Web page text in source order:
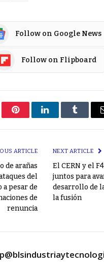
Follow on Google News
Follow on Flipboard
PinterestLinkedInTumblr
ARTICLE
de arañas
del
pesar de
de
renuncia
NEXT ARTICLE
El CERN y el
juntos para
desarrollo de
la fusión